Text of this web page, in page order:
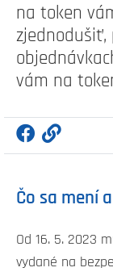
na token
zjednodušiť,
vám na
Čo sa mení
Od 16. 5. 2023
vydané na